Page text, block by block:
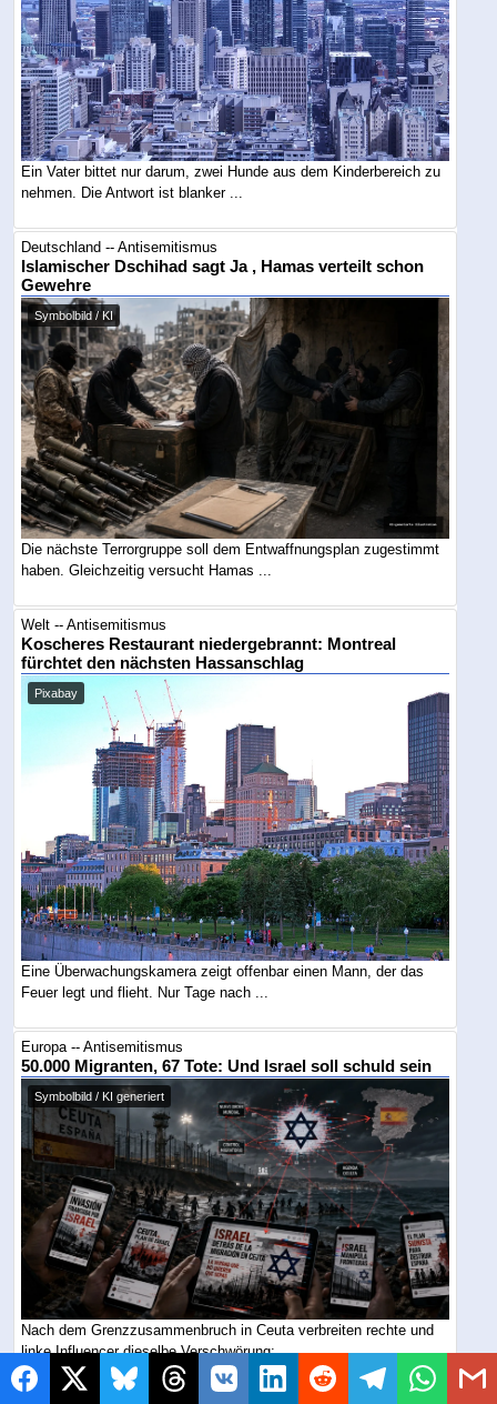
Ein Vater bittet nur darum, zwei Hunde aus dem Kinderbereich zu
nehmen. Die Antwort ist blanker ...
Deutschland -- Antisemitismus
Islamischer Dschihad sagt Ja , Hamas verteilt schon
Gewehre
Symbolbild / KI
Die nächste Terrorgruppe soll dem Entwaffnungsplan zugestimmt
haben. Gleichzeitig versucht Hamas ...
Welt -- Antisemitismus
Koscheres Restaurant niedergebrannt: Montreal
fürchtet den nächsten Hassanschlag
Pixabay
Eine Überwachungskamera zeigt offenbar einen Mann, der das
Feuer legt und flieht. Nur Tage nach ...
Europa -- Antisemitismus
50.000 Migranten, 67 Tote: Und Israel soll schuld sein
Symbolbild / KI generiert
Nach dem Grenzzusammenbruch in Ceuta verbreiten rechte und
linke Influencer dieselbe Verschwörung: ...